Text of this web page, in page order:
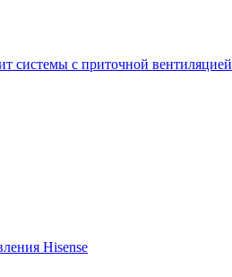
системы с приточной вентиляцией
Hisense